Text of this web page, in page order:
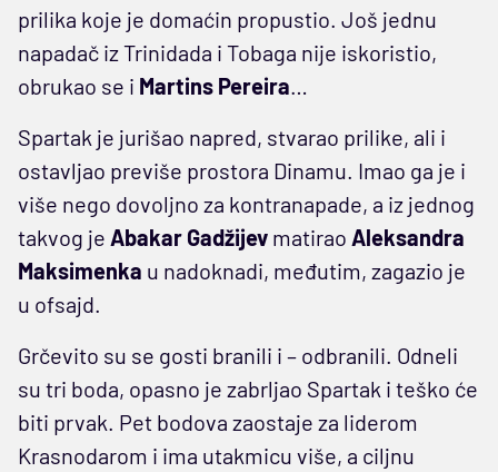
prilika koje je domaćin propustio. Još jednu
napadač iz Trinidada i Tobaga nije iskoristio,
obrukao se i Martins Pereira…
Spartak je jurišao napred, stvarao prilike, ali i
ostavljao previše prostora Dinamu. Imao ga je i
više nego dovoljno za kontranapade, a iz jednog
takvog je Abakar Gadžijev matirao Aleksandra
Maksimenka u nadoknadi, međutim, zagazio je
u ofsajd.
Grčevito su se gosti branili i – odbranili. Odneli
su tri boda, opasno je zabrljao Spartak i teško će
biti prvak. Pet bodova zaostaje za liderom
Krasnodarom i ima utakmicu više, a ciljnu